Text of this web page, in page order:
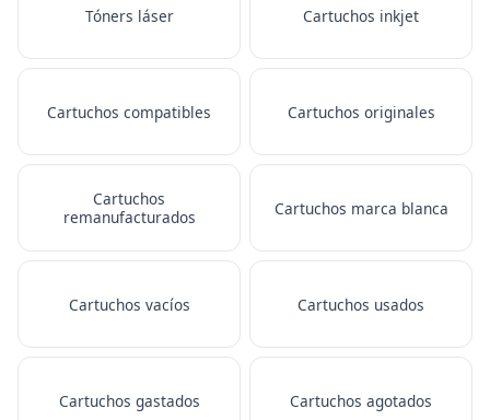
Tóners láser Cartuchos inkjet
Cartuchos compatibles Cartuchos originales
Cartuchos
remanufacturados
Cartuchos marca blanca
Cartuchos vacíos Cartuchos usados
Cartuchos gastados Cartuchos agotados